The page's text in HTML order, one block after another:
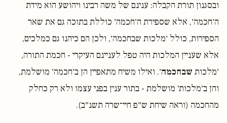
ובסגנון תורת הקבלה: ענינם של משה רבינו ויהושע הוא מידת
ה׳חכמה׳, אלא שספירת ה׳חכמה׳ כוללת בתוכה גם את שאר
הספירות, כולל ׳מלכות שבחכמה׳, ולכן הם כיהנו גם כמלכים,
אלא שעניין המלכות היה טפל לעניינם העיקרי - חכמת התורה,
׳מלכות שבחכמה׳. ואילו משיח מתאפיין הן ב׳חכמה׳ מושלמת,
והן ב׳מלכות׳ מושלמת - בתור ענין בפני עצמו ולא רק כחלק
מהחכמה (וראה שיחת ש״פ חיי־שרה תשנ״ב).